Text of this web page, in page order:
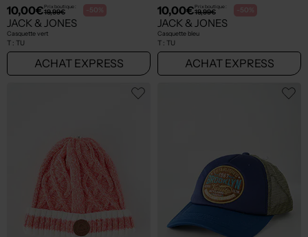
10,00€Prix boutique :
19,99€ -50%
JACK & JONES
Casquette vert
T : TU
ACHAT EXPRESS
10,00€Prix boutique :
19,99€ -50%
JACK & JONES
Casquette bleu
T : TU
ACHAT EXPRESS